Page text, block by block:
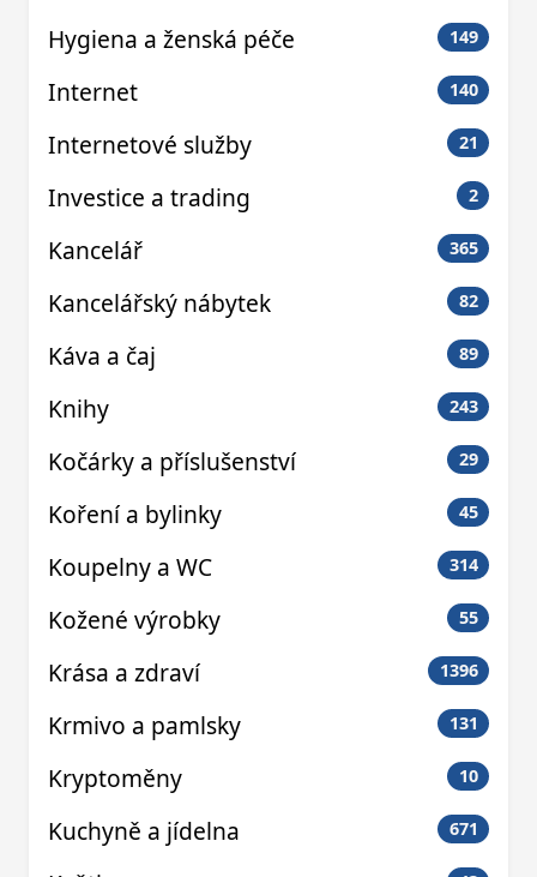
Hygiena a ženská péče
149
Internet 140
Internetové služby 21
Investice a trading 2
Kancelář 365
Kancelářský nábytek 82
Káva a čaj 89
Knihy 243
Kočárky a příslušenství 29
Koření a bylinky 45
Koupelny a WC 314
Kožené výrobky 55
Krása a zdraví 1396
Krmivo a pamlsky 131
Kryptoměny 10
Kuchyně a jídelna 671